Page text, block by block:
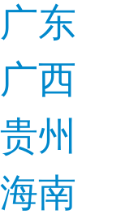
广东
广西
贵州
海南